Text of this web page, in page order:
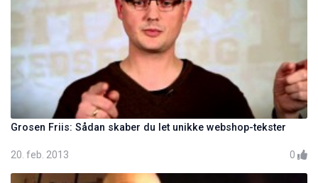
Grosen Friis: Sådan skaber du let unikke webshop-tekster
20. feb. 2013 0